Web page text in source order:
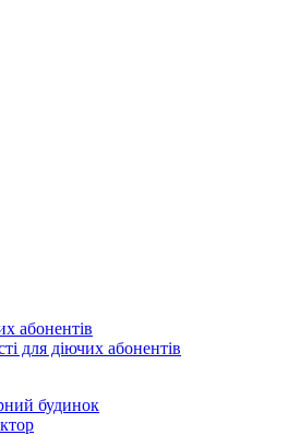
абонентів
для діючих абонентів
будинок